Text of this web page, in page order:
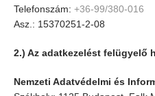
Telefonszám: +36-99/380-016
Asz.: 15370251-2-08
2.) Az adatkezelést felügyelő
Nemzeti Adatvédelmi és